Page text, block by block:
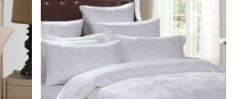
Евро